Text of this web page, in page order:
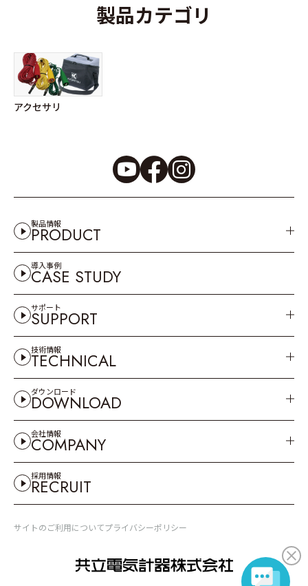
製品カテゴリ
アクセサリ
製品情報
PRODUCT
導入事例
CASE STUDY
サポート
SUPPORT
技術情報
TECHNICAL
ダウンロード
DOWNLOAD
会社情報
COMPANY
採用情報
RECRUIT
サイトのご利用についてプライバシーポリシー